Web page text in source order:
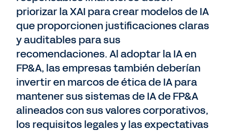
priorizar la XAI para crear modelos de IA
que proporcionen justificaciones claras
y auditables para sus
recomendaciones. Al adoptar la IA en
FP&A, las empresas también deberían
invertir en marcos de ética de IA para
mantener sus sistemas de IA de FP&A
alineados con sus valores corporativos,
los requisitos legales y las expectativas